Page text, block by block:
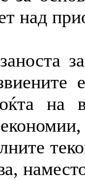
над
на